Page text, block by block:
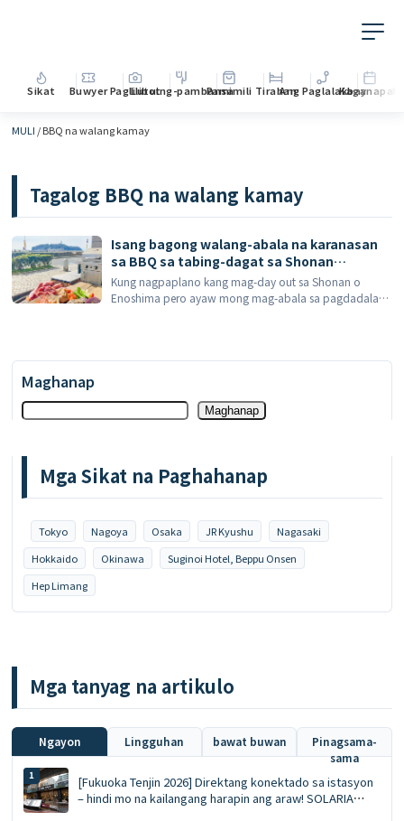
Sikat BuwyerPaglilibot
Lutuing-pambansa
Pamimili TirahanAng PaglalakbayKaganapan
MULI /BBQ na walang kamay
Tagalog BBQ na walang kamay
Isang bagong walang-abala na karanasan
sa BBQ sa tabing-dagat sa Shonan
Enoshima: pumili mula sa tatlong lokasyon
na may nakamamanghang tanawin; ang
Kung nagpaplano kang mag-day out sa Shonan o
Enoshima pero ayaw mong mag-abala sa pagdadala
Maghanap
Maghanap
Mga Sikat na Paghahanap
Tokyo Nagoya Osaka JR Kyushu
Nagasaki
Hokkaido
Okinawa
Suginoi Hotel, Beppu Onsen
Hep Limang
Mga tanyag na artikulo
Ngayon Lingguhan bawat buwan
Pinagsama-
sama
[Fukuoka Tenjin 2026] Direktang konektado sa istasyon
– hindi mo na kailangang harapin ang araw! SOLARIA